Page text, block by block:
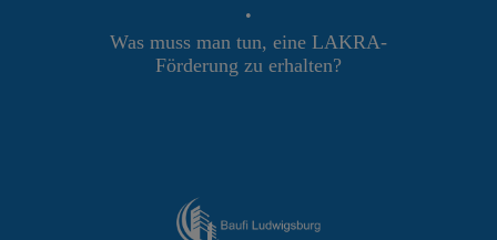
•
Was muss man tun, eine LAKRA-
Förderung zu erhalten?